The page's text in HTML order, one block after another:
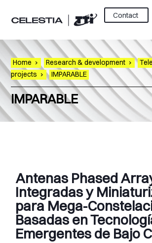
Contact
Home › Research & development ›
projects › IMPARABLE
IMPARABLE
Antenas Phased
Integradas y
para Mega-
Basadas en
Emergentes de Bajo